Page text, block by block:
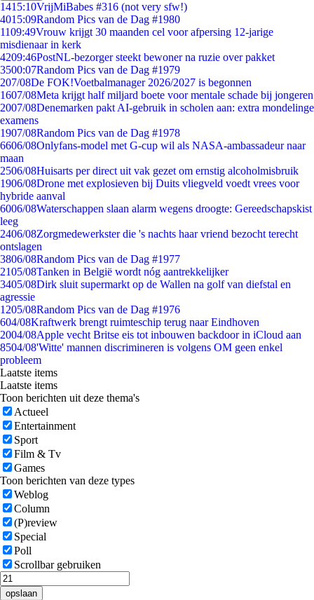
1415:10VrijMiBabes #316 (not very sfw!)
4015:09Random Pics van de Dag #1980
1109:49Vrouw krijgt 30 maanden cel voor afpersing 12-jarige
misdienaar in kerk
4209:46PostNL-bezorger steekt bewoner na ruzie over pakket
3500:07Random Pics van de Dag #1979
207/08De FOK!Voetbalmanager 2026/2027 is begonnen
1607/08Meta krijgt half miljard boete voor mentale schade bij jongeren
2007/08Denemarken pakt AI-gebruik in scholen aan: extra mondelinge
examens
1907/08Random Pics van de Dag #1978
6606/08Onlyfans-model met G-cup wil als NASA-ambassadeur naar
maan
2506/08Huisarts per direct uit vak gezet om ernstig alcoholmisbruik
1906/08Drone met explosieven bij Duits vliegveld voedt vrees voor
hybride aanval
6006/08Waterschappen slaan alarm wegens droogte: Gereedschapskist
leeg
2406/08Zorgmedewerkster die 's nachts haar vriend bezocht terecht
ontslagen
3806/08Random Pics van de Dag #1977
2105/08Tanken in België wordt nóg aantrekkelijker
3405/08Dirk sluit supermarkt op de Wallen na golf van diefstal en
agressie
1205/08Random Pics van de Dag #1976
604/08Kraftwerk brengt ruimteschip terug naar Eindhoven
2004/08Apple vecht Britse eis tot inbouwen backdoor in iCloud aan
8504/08'Witte' mannen discrimineren is volgens OM geen enkel
probleem
Laatste items
Laatste items
Toon berichten uit deze thema's
Actueel
Entertainment
Sport
Film & Tv
Games
Toon berichten van deze types
Weblog
Column
(P)review
Special
Poll
Scrollbar gebruiken
opslaan